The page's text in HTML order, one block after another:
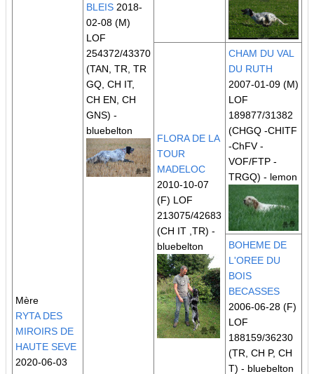
Mère
RYTA DES
MIROIRS DE
HAUTE SEVE
2020-06-03
BLEIS 2018-
02-08 (M)
LOF
254372/43370
(TAN, TR, TR
GQ, CH IT,
CH EN, CH
GNS) -
bluebelton
FLORA DE LA
TOUR
MADELOC
2010-10-07
(F) LOF
213075/42683
(CH IT ,TR) -
bluebelton
CHAM DU VAL
DU RUTH
2007-01-09 (M)
LOF
189877/31382
(CHGQ -CHITF
-ChFV -
VOF/FTP -
TRGQ) - lemon
BOHEME DE
L'OREE DU
BOIS
BECASSES
2006-06-28 (F)
LOF
188159/36230
(TR, CH P, CH
T) - bluebelton